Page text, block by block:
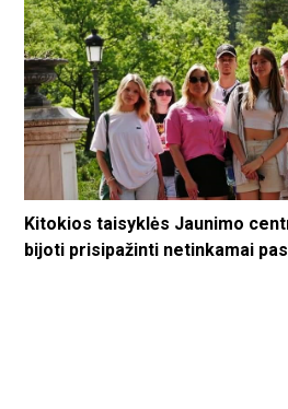
Kitokios taisyklės Jaunimo
bijoti prisipažinti netinkamai